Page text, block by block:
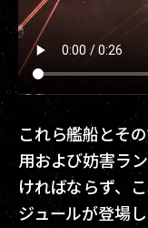
これら艦船とそ
用および妨害ラ
ければならず、
ジュールが登場し